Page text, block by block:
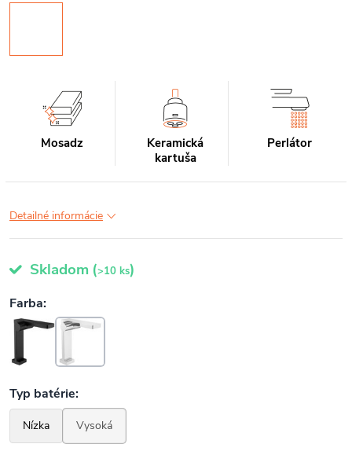
Mosadz
Keramická
kartuša
Perlátor
Detailné informácie
Skladom (>10 ks)